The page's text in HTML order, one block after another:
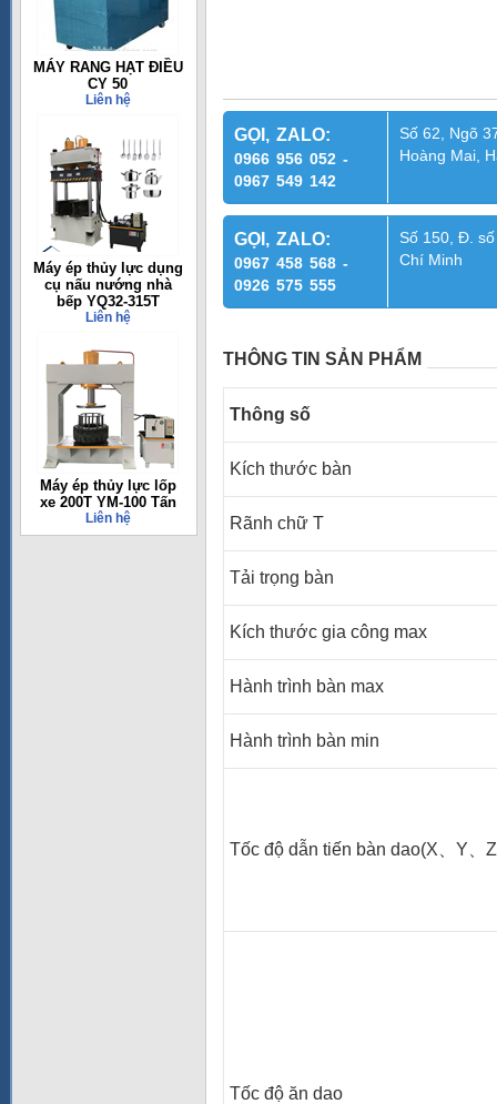
MÁY RANG HẠT ĐIỀU
CY 50
Liên hệ
Máy ép thủy lực dụng
cụ nấu nướng nhà
bếp YQ32-315T
Liên hệ
Máy ép thủy lực lốp
xe 200T YM-100 Tấn
Liên hệ
GỌI, ZALO:
0966 956 052 -
0967 549 142
Số 62, Ngõ
Hoàng Mai,
GỌI, ZALO:
0967 458 568 -
0926 575 555
Số 150, Đ.
Chí Minh
THÔNG TIN SẢN PHẨM
Thông số
Kích thước bàn
Rãnh chữ T
Tải trọng bàn
Kích thước gia công max
Hành trình bàn max
Hành trình bàn min
Tốc độ dẫn tiến bàn dao(X、Y、
Tốc độ ăn dao